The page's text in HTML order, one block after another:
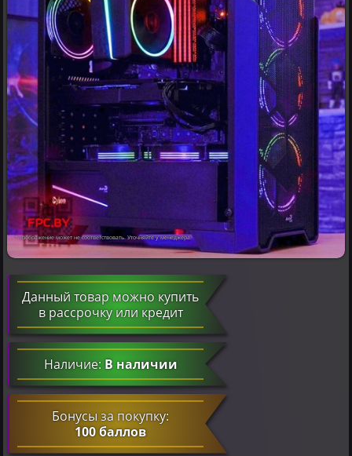
* изображение может не соответствовать. Уточняйте у менеджера.
Данный товар можно купить
в рассрочку или кредит
Наличие:В наличии
Бонусы за покупку:
100 баллов